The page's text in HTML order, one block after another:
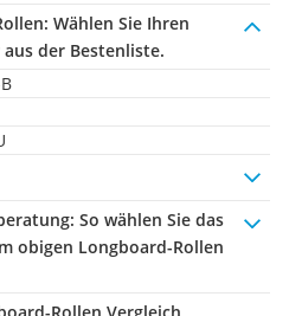
Wählen Sie Ihren
der Bestenliste.
: So wählen Sie das
obigen Longboard-Rollen